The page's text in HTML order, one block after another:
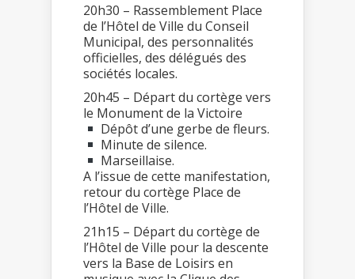
20h30 – Rassemblement Place
de l’Hôtel de Ville du Conseil
Municipal, des personnalités
officielles, des délégués des
sociétés locales.
20h45 – Départ du cortège vers
le Monument de la Victoire
Dépôt d’une gerbe de fleurs.
Minute de silence.
Marseillaise.
A l’issue de cette manifestation,
retour du cortège Place de
l’Hôtel de Ville.
21h15 – Départ du cortège de
l’Hôtel de Ville pour la descente
vers la Base de Loisirs en